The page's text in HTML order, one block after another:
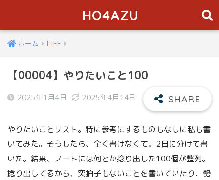
HO4AZU
ホーム LIFE
【00004】やりたいこと100
2025年1月4日 2025年4月14日
やりたいことリスト。特に参考にするものもなしに私も書
いてみた。そうしたら、全く書けなくて。2日に分けて書
いた。結果、ノートには何とか捻り出した100個が整列。
捻り出してるから、突拍子もないことを書いていたり、勢